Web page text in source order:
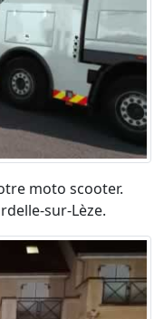
moto scooter.
sur-Lèze.